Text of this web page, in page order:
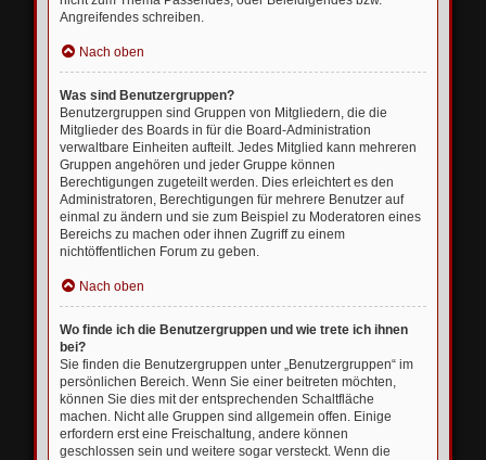
Angreifendes schreiben.
Nach oben
Was sind Benutzergruppen?
Benutzergruppen sind Gruppen von Mitgliedern, die die
Mitglieder des Boards in für die Board-Administration
verwaltbare Einheiten aufteilt. Jedes Mitglied kann mehreren
Gruppen angehören und jeder Gruppe können
Berechtigungen zugeteilt werden. Dies erleichtert es den
Administratoren, Berechtigungen für mehrere Benutzer auf
einmal zu ändern und sie zum Beispiel zu Moderatoren eines
Bereichs zu machen oder ihnen Zugriff zu einem
nichtöffentlichen Forum zu geben.
Nach oben
Wo finde ich die Benutzergruppen und wie trete ich ihnen
bei?
Sie finden die Benutzergruppen unter „Benutzergruppen“ im
persönlichen Bereich. Wenn Sie einer beitreten möchten,
können Sie dies mit der entsprechenden Schaltfläche
machen. Nicht alle Gruppen sind allgemein offen. Einige
erfordern erst eine Freischaltung, andere können
geschlossen sein und weitere sogar versteckt. Wenn die